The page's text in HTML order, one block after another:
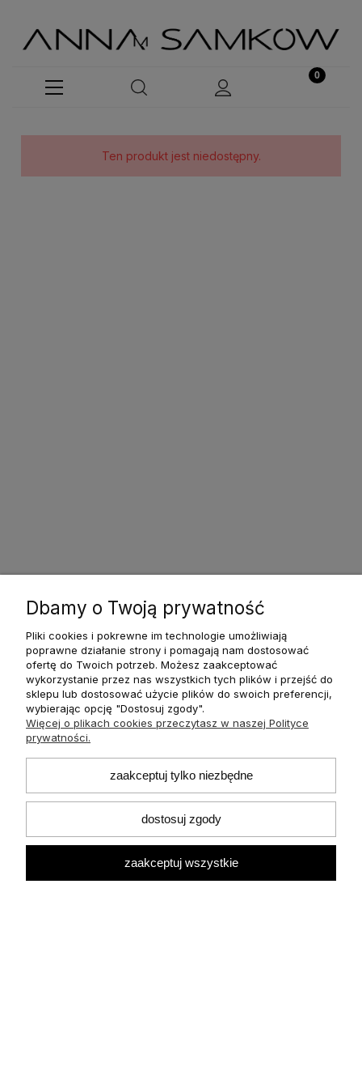
Ten produkt jest niedostępny.
O nas
Dbamy o Twoją prywatność
Pliki cookies i pokrewne im technologie umożliwiają
poprawne działanie strony i pomagają nam dostosować
ofertę do Twoich potrzeb. Możesz zaakceptować
wykorzystanie przez nas wszystkich tych plików i przejść do
sklepu lub dostosować użycie plików do swoich preferencji,
wybierając opcję "Dostosuj zgody".
Więcej o plikach cookies przeczytasz w naszej Polityce
prywatności.
zaakceptuj tylko niezbędne
dostosuj zgody
zaakceptuj wszystkie